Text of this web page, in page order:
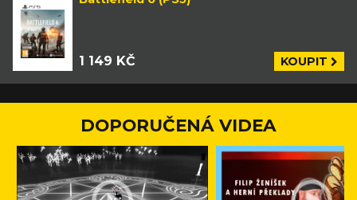
1 149 KČ KOUPIT
DOPORUČENÁ VIDEA